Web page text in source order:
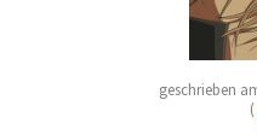
geschrieben
(